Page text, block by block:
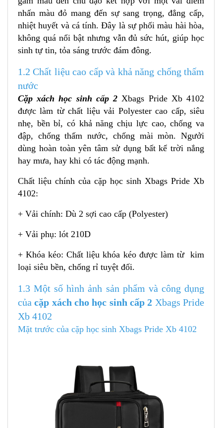
nhấn màu đỏ mang đến sự sang trọng, đẳng cấp,
nhiệt huyết và cá tính. Đây là sự phối màu hài hòa,
không quá nổi bật nhưng vẫn đủ sức hút, giúp học
sinh tự tin, tỏa sáng trước đám đông.
1.2 Chất liệu cao cấp và khả năng chống thấm
nước
Cặp xách học sinh cấp 2 Xbags Pride Xb 4102
được làm từ chất liệu vải Polyester cao cấp, siêu
nhẹ, bền bỉ, có khả năng chịu lực cao, chống va
đập, chống thấm nước, chống mài mòn. Ngưởi
dùng hoàn toàn yên tâm sử dụng bất kể trời nắng
hay mưa, hay khi có tác động mạnh.
Chất liệu chính của cặp học sinh Xbags Pride Xb
4102:
+ Vải chính: Dù 2 sợi cao cấp (Polyester)
+ Vải phụ: lót 210D
+ Khóa kéo: Chất liệu khóa kéo được làm từ kim
loại siêu bền, chống rỉ tuyệt đối.
1.3 Một số hình ảnh sản phẩm và công dụng
củacặp xách cho học sinh cấp 2 Xbags Pride
Xb 4102
Mặt trước của cặp học sinh Xbags Pride Xb 4102